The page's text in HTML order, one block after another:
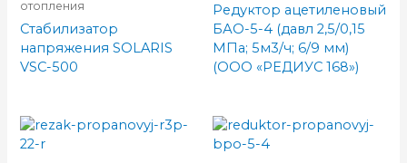
отопления
Стабилизатор
напряжения SOLARIS
VSC-500
Редуктор ацетиленовый
БАО-5-4 (давл 2,5/0,15
МПа; 5м3/ч; 6/9 мм)
(ООО «РЕДИУС 168»)